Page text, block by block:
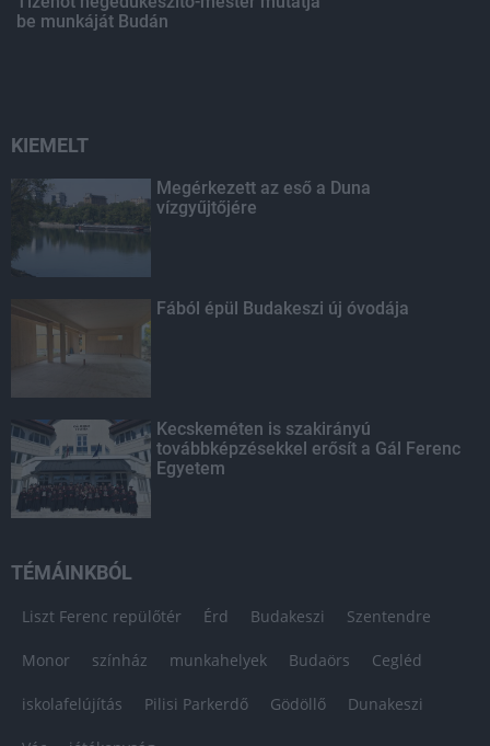
be munkáját Budán
KIEMELT
Megérkezett az eső a Duna
vízgyűjtőjére
Fából épül Budakeszi új óvodája
Kecskeméten is szakirányú
továbbképzésekkel erősít a Gál Ferenc
Egyetem
TÉMÁINKBÓL
Liszt Ferenc repülőtér Érd Budakeszi Szentendre
Monor színház munkahelyek Budaörs Cegléd
iskolafelújítás Pilisi Parkerdő Gödöllő Dunakeszi